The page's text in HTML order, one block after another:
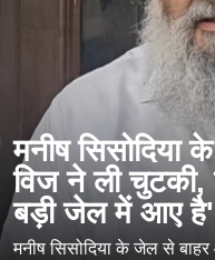
मनीष
विज ने ली
बड़ी जेल में आए
मनीष सिसोदिया के जेल से